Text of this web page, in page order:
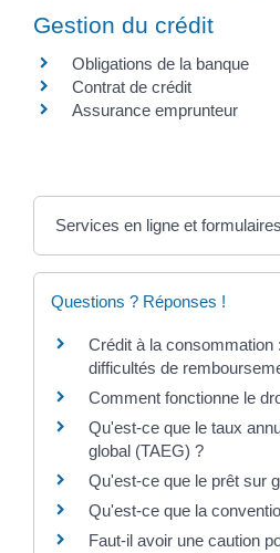
Gestion du crédit
Obligations de la banque
Contrat de crédit
Assurance emprunteur
Services en ligne et formulaires
Questions ? Réponses !
Crédit à la consommation
difficultés de
Comment fonctionne le
Qu'est-ce que le taux
global (TAEG) ?
Qu'est-ce que le prêt sur
Qu'est-ce que la
Faut-il avoir une caution